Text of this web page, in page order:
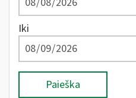
Iki
Paieška